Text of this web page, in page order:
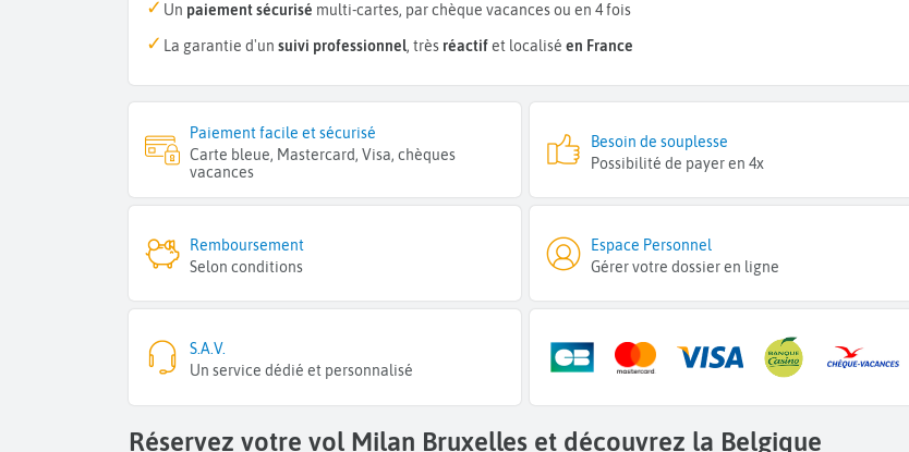
Un paiement sécurisé multi-cartes, par chèque vacances ou en 4 fois
La garantie d'un suivi professionnel, très réactifet localisé en France
Paiement facile et sécurisé
Carte bleue, Mastercard, Visa, chèques
vacances
Besoin de souplesse
Possibilité de payer en 4x
Remboursement
Selon conditions
Espace Personnel
Gérer votre dossier en ligne
S.A.V.
Un service dédié et personnalisé
Réservez votre vol Milan Bruxelles et découvrez la Belgique